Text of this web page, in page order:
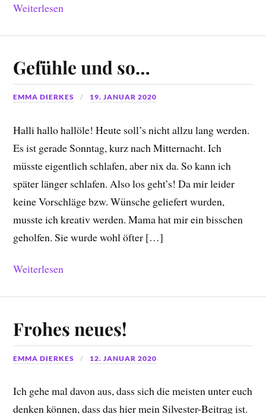
Weiterlesen
Gefühle und so…
EMMA DIERKES 19. JANUAR 2020
Halli hallo hallöle! Heute soll’s nicht allzu lang werden.
Es ist gerade Sonntag, kurz nach Mitternacht. Ich
müsste eigentlich schlafen, aber nix da. So kann ich
später länger schlafen. Also los geht’s! Da mir leider
keine Vorschläge bzw. Wünsche geliefert wurden,
musste ich kreativ werden. Mama hat mir ein bisschen
geholfen. Sie wurde wohl öfter […]
Weiterlesen
Frohes neues!
EMMA DIERKES 12. JANUAR 2020
Ich gehe mal davon aus, dass sich die meisten unter euch
denken können, dass das hier mein Silvester-Beitrag ist.